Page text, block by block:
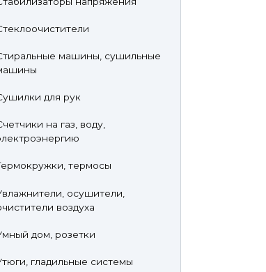
машины, сушильные
для рук
на газ, воду,
термосы
осушители,
воздуха
дом, розетки
гладильные системы